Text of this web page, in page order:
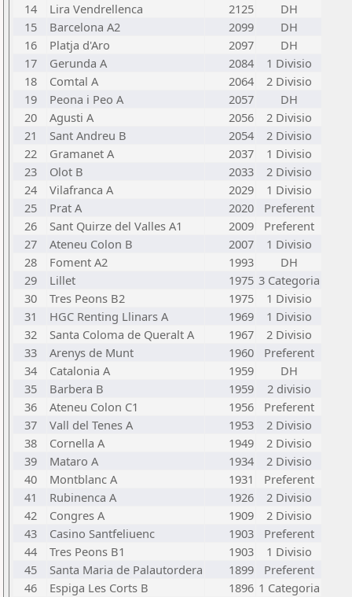
14
Lira Vendrellenca 2125
DH
15
Barcelona A2 2099
DH
16
Platja d'Aro 2097
DH
17
Gerunda A 2084
1 Divisio
18
Comtal A 2064
2 Divisio
19
Peona i Peo A 2057
DH
20
Agusti A 2056
2 Divisio
21
Sant Andreu B 2054
2 Divisio
22
Gramanet A 2037
1 Divisio
23
Olot B 2033
2 Divisio
24
Vilafranca A 2029
1 Divisio
25
Prat A 2020
Preferent
26
Sant Quirze del Valles A1 2009
Preferent
27
Ateneu Colon B 2007
1 Divisio
28
Foment A2 1993
DH
29
Lillet 1975 3 Categoria
30
Tres Peons B2 1975
1 Divisio
31
HGC Renting Llinars A 1969
1 Divisio
32
Santa Coloma de Queralt A 1967
2 Divisio
33
Arenys de Munt 1960
Preferent
34
Catalonia A 1959
DH
35
Barbera B 1959
2 divisio
36
Ateneu Colon C1 1956
Preferent
37
Vall del Tenes A 1953
2 Divisio
38
Cornella A 1949
2 Divisio
39
Mataro A 1934
2 Divisio
40
Montblanc A 1931
Preferent
41
Rubinenca A 1926
2 Divisio
42
Congres A 1909
2 Divisio
43
Casino Santfeliuenc 1903
Preferent
44
Tres Peons B1 1903
1 Divisio
45
Santa Maria de Palautordera 1899
Preferent
46
Espiga Les Corts B 1896 1 Categoria